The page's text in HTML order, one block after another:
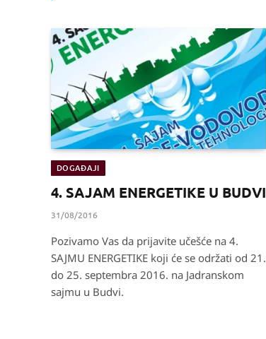
DOGAĐAJI
4. SAJAM ENERGETIKE U BUDVI
31/08/2016
Pozivamo Vas da prijavite učešće na 4.
SAJMU ENERGETIKE koji će se održati od 21.
do 25. septembra 2016. na Jadranskom
sajmu u Budvi.